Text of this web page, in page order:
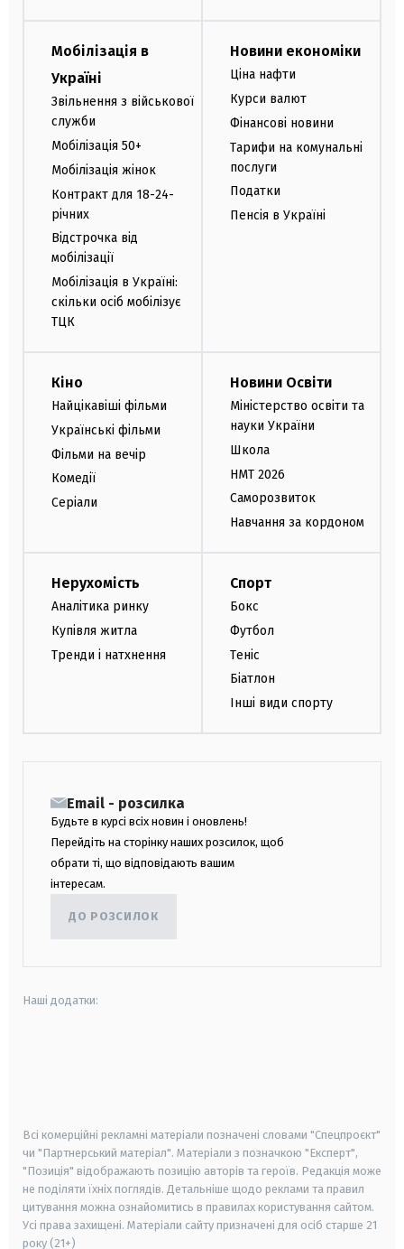
Мобілізація в
Україні
Звільнення з військової
служби
Мобілізація 50+
Мобілізація жінок
Контракт для 18-24-
річних
Відстрочка від
мобілізації
Мобілізація в Україні:
скільки осіб мобілізує
ТЦК
Новини економіки
Ціна нафти
Курси валют
Фінансові новини
Тарифи на комунальні
послуги
Податки
Пенсія в Україні
Кіно
Найцікавіші фільми
Українські фільми
Фільми на вечір
Комедії
Серіали
Новини Освіти
Міністерство освіти та
науки України
Школа
НМТ 2026
Саморозвиток
Навчання за кордоном
Нерухомість
Аналітика ринку
Купівля житла
Тренди і натхнення
Спорт
Бокс
Футбол
Теніс
Біатлон
Інші види спорту
Email - розсилка
Будьте в курсі всіх новин і оновлень!
Перейдіть на сторінку наших розсилок, щоб
обрати ті, що відповідають вашим
інтересам.
ДО РОЗСИЛОК
Наші додатки:
Всі комерційні рекламні матеріали позначені словами "Спецпроєкт"
чи "Партнерський матеріал". Матеріали з позначкою "Експерт",
"Позиція" відображають позицію авторів та героїв. Редакція може
не поділяти їхніх поглядів. Детальніше щодо реклами та правил
цитування можна ознайомитись в правилах користування сайтом.
Усі права захищені. Матеріали сайту призначені для осіб старше 21
року (21+)